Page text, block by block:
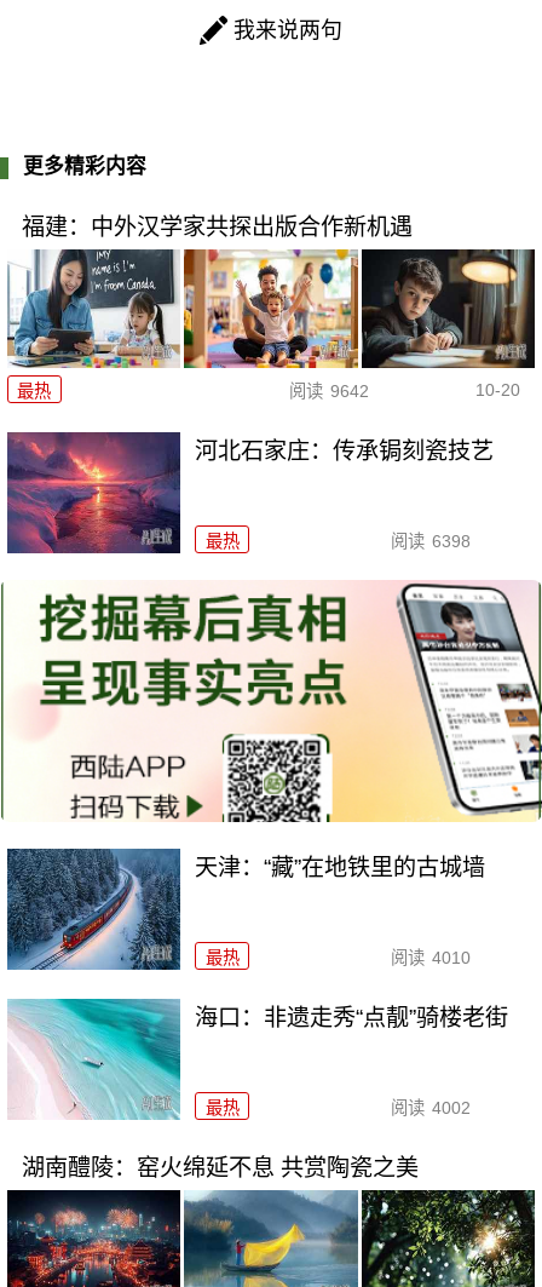
我来说两句
更多精彩内容
福建：中外汉学家共探出版合作新机遇
最热 阅读 9642 10-20
河北石家庄：传承锔刻瓷技艺
最热 阅读 6398
天津：“藏”在地铁里的古城墙
最热 阅读 4010
海口：非遗走秀“点靓”骑楼老街
最热 阅读 4002
湖南醴陵：窑火绵延不息 共赏陶瓷之美